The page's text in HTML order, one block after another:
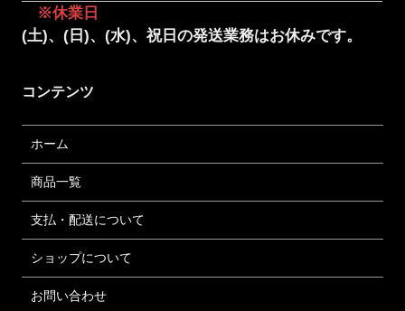
※休業日
(土)、(日)、(水)、祝日の発送業務はお休みです。
コンテンツ
ホーム
商品一覧
支払・配送について
ショップについて
お問い合わせ